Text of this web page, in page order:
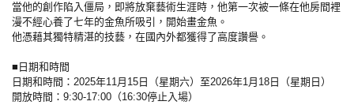
當他的創作陷入僵局，即將放棄藝術生涯時，他第一次被一條在他房間裡
漫不經心養了七年的金魚所吸引，開始畫金魚。
他憑藉其獨特精湛的技藝，在國內外都獲得了高度讚譽。
■日期和時間
日期和時間：2025年11月15日（星期六）至2026年1月18日（星期日）
開放時間：9:30-17:00（16:30停止入場）